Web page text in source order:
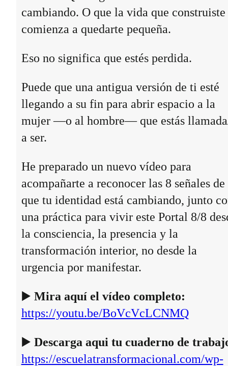
cambiando. O que la vida que construiste
comienza a quedarte pequeña.
Eso no significa que estés perdida.
Puede que una antigua versión de ti esté
llegando a su fin para abrir espacio a la
mujer —o al hombre— que estás
a ser.
He preparado un nuevo vídeo para
acompañarte a reconocer las 8 señales de
que tu identidad está cambiando, junto
una práctica para vivir este Portal 8/8
la consciencia, la presencia y la
transformación interior, no desde la
urgencia por manifestar.
▶️ Mira aquí el vídeo completo:
https://youtu.be/BoVcVcLCNMQ
▶️ Descarga aqui tu cuaderno de
https://escuelatransformacional.com/wp-